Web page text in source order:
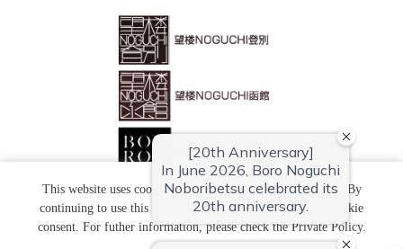
Copyright (C) 望楼ＮＯＧＵＣＨＩ登別 All Rights Reserved.
This website uses cookies to improve your user experience. By
continuing to use this website, you have agreed with our cookie
consent. For futher information, please check thePrivate Policy.